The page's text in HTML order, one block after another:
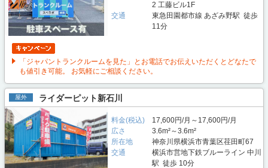
2 工藤ビル1F
交通
東急田園都市線 あざみ野駅 徒歩
11分
「ジャパントランクルームを見た」とお電話でお伝えいただくとどなたで
も値引き可能。 お気軽にご相談ください。
屋外 ライダーピット新石川
料金(税込)
17,600円/月～17,600円/月
広さ
3.6m²～3.6m²
所在地
神奈川県横浜市青葉区荏田町67
交通
横浜市営地下鉄ブルーライン 中川
駅 徒歩 10分